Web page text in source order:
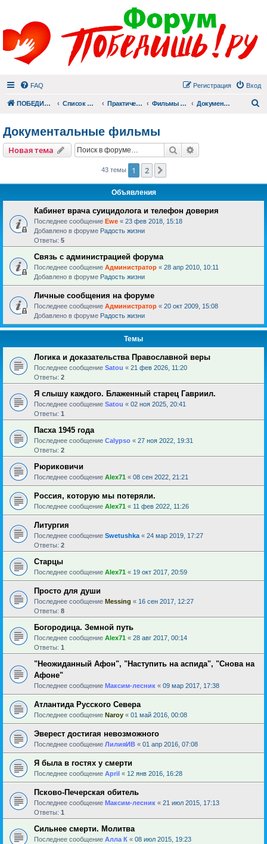
FAQ Вход
Регистрация
ПОБЕДИШЬ.РУ Список форумов Практический раздел Фильмы для души Документальные фильмы
Документальные фильмы
Новая тема Поиск
43 темы 1 2
Объявления
Кабинет врача суицидолога и телефон доверия
Последнее сообщение Ewe « 23 фев 2018, 15:18
Добавлено в форуме Радость жизни
Ответы: 5
Связь с администрацией форума
Последнее сообщение Администратор « 28 апр 2010, 10:11
Добавлено в форуме Радость жизни
Личные сообщения на форуме
Последнее сообщение Администратор « 20 окт 2009, 15:08
Добавлено в форуме Радость жизни
Темы
Логика и доказательства Православной веры
Последнее сообщение Satou « 21 фев 2026, 11:20
Ответы: 2
Я слышу каждого. Блаженный старец Гавриил.
Последнее сообщение Satou « 02 ноя 2025, 20:41
Ответы: 1
Пасха 1945 года
Последнее сообщение Calypso « 27 ноя 2022, 19:31
Ответы: 2
Рюриковичи
Последнее сообщение Alex71 « 08 сен 2022, 21:21
Россия, которую мы потеряли.
Последнее сообщение Alex71 « 11 фев 2022, 11:26
Литургия
Последнее сообщение Swetushka « 24 мар 2019, 17:27
Ответы: 2
Старцы
Последнее сообщение Alex71 « 19 окт 2017, 20:59
Просто для души
Последнее сообщение Messing « 16 сен 2017, 12:27
Ответы: 8
Богородица. Земной путь
Последнее сообщение Alex71 « 28 авг 2017, 00:14
Ответы: 1
"Неожиданный Афон", "Наступить на аспида", "Снова на
Афоне"
Последнее сообщение Максим-лесник « 09 мар 2017, 17:38
Атлантида Русского Севера
Последнее сообщение Naroy « 01 май 2016, 00:08
Эверест достигая невозможного
Последнее сообщение ЛилияИВ « 01 апр 2016, 07:08
Я была в гостях у смерти
Последнее сообщение April « 12 янв 2016, 16:28
Псково-Печерская обитель
Последнее сообщение Максим-лесник « 21 июл 2015, 17:13
Ответы: 1
Сильнее смерти. Молитва
Последнее сообщение Алла К « 08 июл 2015, 19:23